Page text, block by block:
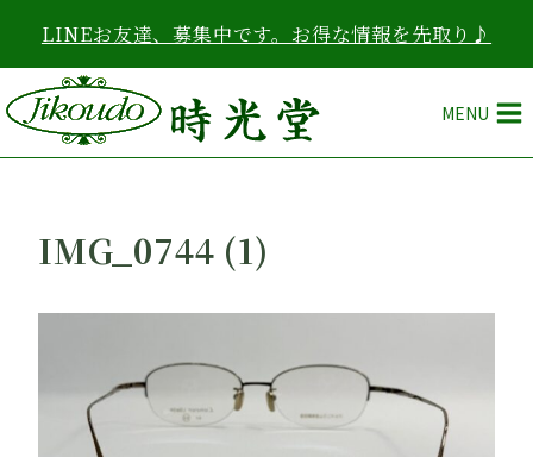
を
ス
キ
ッ
LINEお友達、募集中です。お得な情報を先取り♪
MENU
IMG_0744 (1)